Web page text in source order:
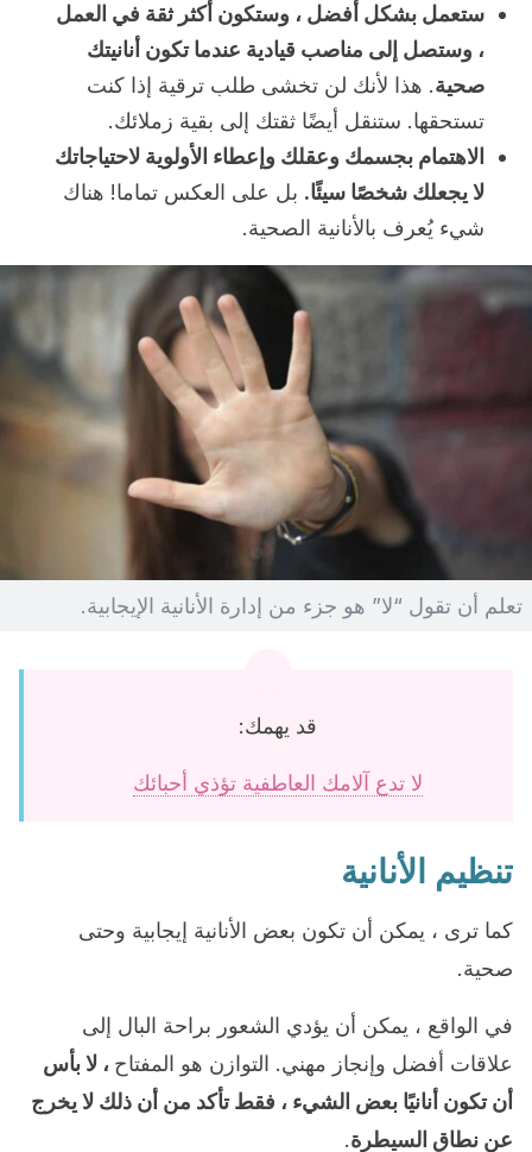
ستعمل بشكل أفضل ، وستكون أكثر ثقة في العمل
، وستصل إلى مناصب قيادية عندما تكون أنانيتك
صحية. هذا لأنك لن تخشى طلب ترقية إذا كنت
تستحقها. ستنقل أيضًا ثقتك إلى بقية زملائك.
الاهتمام بجسمك وعقلك وإعطاء الأولوية لاحتياجاتك
لا يجعلك شخصًا سيئًا. بل على العكس تماما! هناك
شيء يُعرف بالأنانية الصحية.
تعلم أن تقول “لا” هو جزء من إدارة الأنانية الإيجابية.
قد يهمك:
لا تدع آلامك العاطفية تؤذي أحبائك
تنظيم الأنانية
كما ترى ، يمكن أن تكون بعض الأنانية إيجابية وحتى
صحية.
في الواقع ، يمكن أن يؤدي الشعور براحة البال إلى
علاقات أفضل وإنجاز مهني. التوازن هو المفتاح ، لا بأس
أن تكون أنانيًا بعض الشيء ، فقط تأكد من أن ذلك لا يخرج
عن نطاق السيطرة.